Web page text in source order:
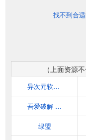
找不到合
（上面资源
异次元软件世界
吾爱破解 www.52pojie.cn
绿盟